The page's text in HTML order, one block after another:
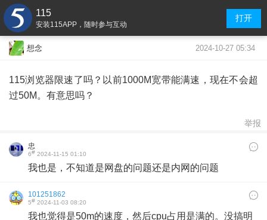
115
安装115APP，随时参与互动
打开
想念 2024-10-27 05:34
115浏览器限速了吗？以前1000M宽带能满速，现在不会超
过50M。有意思吗？
举报
忠
6# 2024-11-15 01:10
我也是，不知道是网盘的问题还是内网的问题
101251862
5# 2024-11-03 08:20
我也觉得是50m的速度，然后cpu占用是满的。没搞明